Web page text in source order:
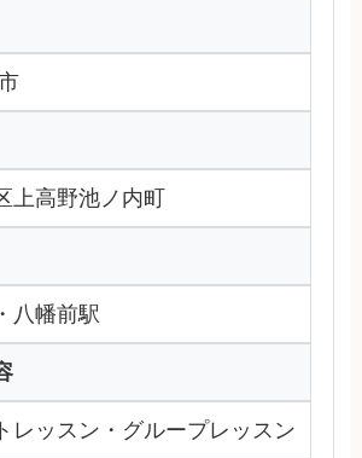
上高野池ノ内町
八幡前駅
レッスン・グループレッスン